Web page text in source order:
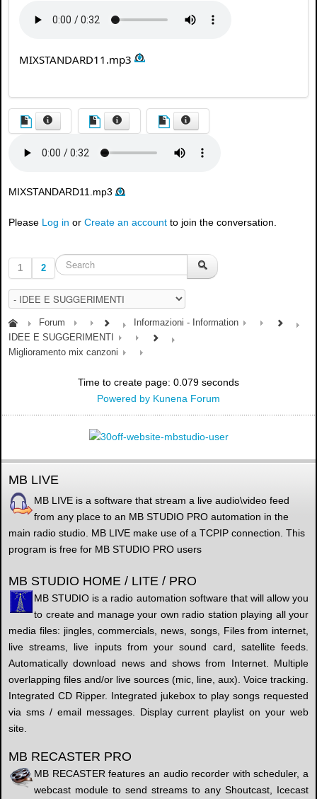
MIXSTANDARD11.mp3
MIXSTANDARD11.mp3
Please Log in or Create an account to join the conversation.
1 2
Forum
Informazioni - Information
IDEE E SUGGERIMENTI
Miglioramento mix canzoni
Time to create page: 0.079 seconds
Powered by Kunena Forum
MB LIVE
MB LIVE is a software that stream a live audio\video feed
from any place to an MB STUDIO PRO automation in the
main radio studio. MB LIVE make use of a TCPIP connection. This
program is free for MB STUDIO PRO users
MB STUDIO HOME / LITE / PRO
MB STUDIO is a radio automation software that will allow you
to create and manage your own radio station playing all your
media files: jingles, commercials, news, songs, Files from internet,
live streams, live inputs from your sound card, satellite feeds.
Automatically download news and shows from Internet. Multiple
overlapping files and/or live sources (mic, line, aux). Voice tracking.
Integrated CD Ripper. Integrated jukebox to play songs requested
via sms / email messages. Display current playlist on your web
site.
MB RECASTER PRO
MB RECASTER features an audio recorder with scheduler, a
webcast module to send streams to any Shoutcast, Icecast